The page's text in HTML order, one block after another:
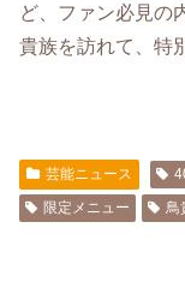
ど、ファン必見の
貴族を訪れて、特
芸能ニュース
限定メニュー
鳥